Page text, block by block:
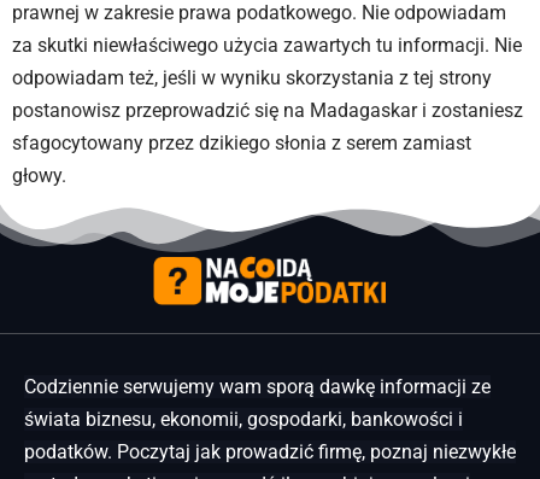
prawnej w zakresie prawa podatkowego. Nie odpowiadam
za skutki niewłaściwego użycia zawartych tu informacji. Nie
odpowiadam też, jeśli w wyniku skorzystania z tej strony
postanowisz przeprowadzić się na Madagaskar i zostaniesz
sfagocytowany przez dzikiego słonia z serem zamiast
głowy.
Codziennie serwujemy wam sporą dawkę informacji ze
świata biznesu, ekonomii, gospodarki, bankowości i
podatków. Poczytaj jak prowadzić firmę, poznaj niezwykłe